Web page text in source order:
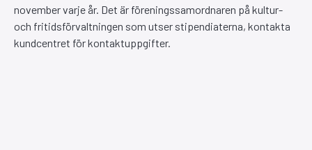
november varje år. Det är föreningssamordnaren på kultur-
och fritidsförvaltningen som utser stipendiaterna, kontakta
kundcentret för kontaktuppgifter.